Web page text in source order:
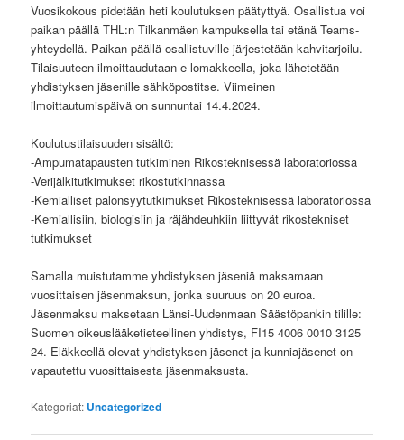
Vuosikokous pidetään heti koulutuksen päätyttyä. Osallistua voi
paikan päällä THL:n Tilkanmäen kampuksella tai etänä Teams-
yhteydellä. Paikan päällä osallistuville järjestetään kahvitarjoilu.
Tilaisuuteen ilmoittaudutaan e-lomakkeella, joka lähetetään
yhdistyksen jäsenille sähköpostitse. Viimeinen
ilmoittautumispäivä on sunnuntai 14.4.2024.
Koulutustilaisuuden sisältö:
-Ampumatapausten tutkiminen Rikosteknisessä laboratoriossa
-Verijälkitutkimukset rikostutkinnassa
-Kemialliset palonsyytutkimukset Rikosteknisessä laboratoriossa
-Kemiallisiin, biologisiin ja räjähdeuhkiin liittyvät rikostekniset
tutkimukset
Samalla muistutamme yhdistyksen jäseniä maksamaan
vuosittaisen jäsenmaksun, jonka suuruus on 20 euroa.
Jäsenmaksu maksetaan Länsi-Uudenmaan Säästöpankin tilille:
Suomen oikeuslääketieteellinen yhdistys, FI15 4006 0010 3125
24. Eläkkeellä olevat yhdistyksen jäsenet ja kunniajäsenet on
vapautettu vuosittaisesta jäsenmaksusta.
Kategoriat: Uncategorized